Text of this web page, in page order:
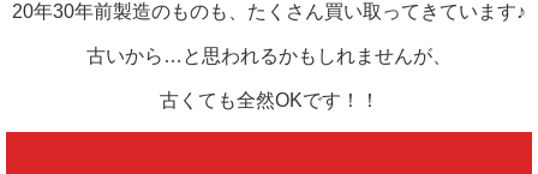
20年30年前製造のものも、たくさん買い取ってきています♪
古いから…と思われるかもしれませんが、
古くても全然OKです！！